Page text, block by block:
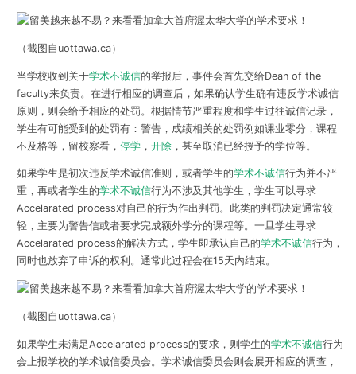
（截图自uottawa.ca）
当学校收到关于学术不诚信的举报后，事件会首先交给Dean of the
faculty来负责。在进行相应的调查后，如果确认学生确有违反学术诚信
原则，则会给予相应的处罚。根据情节严重程度和学生过往诚信记录，
学生有可能受到的处罚有： 警告，成绩相关的处罚例如课业零分，课程
不及格等，留校察看， 停学， 开除，甚至取消已经授予的学位等。
如果学生是初次违反学术诚信准则，或者学生的学术不诚信行为并不严
重，再或者学生的学术不诚信行为不涉及其他学生，学生可以寻求
Accelarated process对自己的行为作出判罚。此类的判罚决定通常较
轻，主要为警告信或者要求完成额外学分的课程等。一旦学生寻求
Accelarated process的解决方式，学生即承认自己的学术不诚信行为，
同时也放弃了申诉的权利。通常此过程会在15天内结束。
（截图自uottawa.ca）
如果学生未满足Accelarated process的要求，则学生的学术不诚信行为
会上报学校的学术诚信委员会。学术诚信委员会则会展开相应的调查，